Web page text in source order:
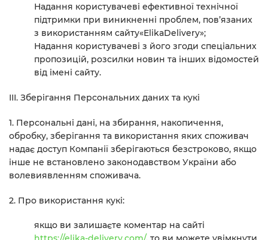
Надання користувачеві ефективної технічної
підтримки при виникненні проблем, пов’язаних
з використанням сайту«ElikaDelivery»;
Надання користувачеві з його згоди спеціальних
пропозицій, розсилки новин та інших відомостей
від імені сайту.
ІІІ. Зберігання Персональних даних та кукі
1. Персональні дані, на збирання, накопичення,
обробку, зберігання та використання яких споживач
надає доступ Компанії зберігаються безстроково, якщо
інше не встановлено законодавством України або
волевиявленням споживача.
2. Про використання кукі:
якщо ви залишаєте коментар на сайті